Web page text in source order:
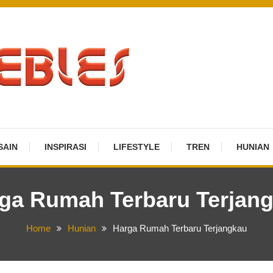
INSPIRASI LIFESTYLE TREN HUNIAN
Rumah Terbaru
Home Hunian Harga Rumah Terbaru Terjangkau